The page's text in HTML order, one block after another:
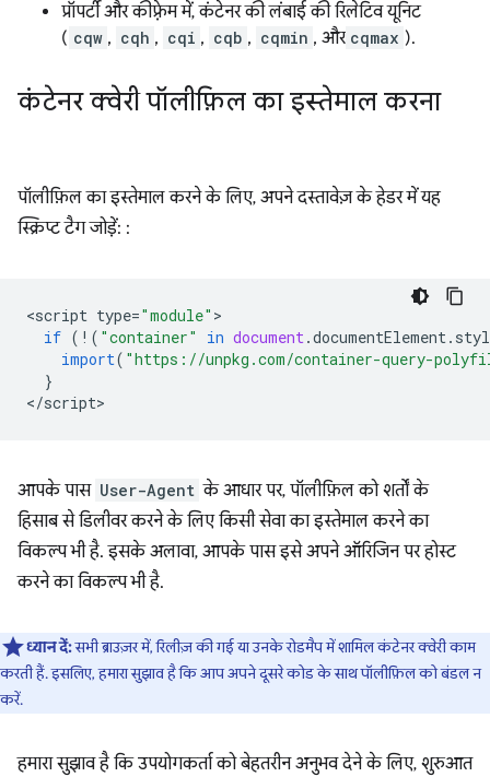
प्रॉपर्टी और कीफ़्रेम में, कंटेनर की लंबाई की रिलेटिव यूनिट
( cqw , cqh , cqi , cqb , cqmin , और cqmax ).
कंटेनर क्वेरी पॉलीफ़िल का इस्तेमाल करना
पॉलीफ़िल का इस्तेमाल करने के लिए, अपने दस्तावेज़ के हेडर में यह
स्क्रिप्ट टैग जोड़ें: :
<script type="module"
if ( ! ( "container" in document.documentElement.
import( "https://unpkg.com/container-query-
}
</script
आपके पास User-Agent के आधार पर, पॉलीफ़िल को शर्तों के
हिसाब से डिलीवर करने के लिए किसी सेवा का इस्तेमाल करने का
विकल्प भी है. इसके अलावा, आपके पास इसे अपने ऑरिजिन पर होस्ट
करने का विकल्प भी है.
ध्यान दें:सभी ब्राउज़र में, रिलीज़ की गई या उनके रोडमैप में शामिल कंटेनर क्वेरी काम
करती हैं. इसलिए, हमारा सुझाव है कि आप अपने दूसरे कोड के साथ पॉलीफ़िल को बंडल न
करें.
हमारा सुझाव है कि उपयोगकर्ता को बेहतरीन अनुभव देने के लिए, शुरुआत